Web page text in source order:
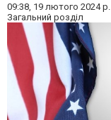
09:38, 19 лютого 2024 р.
Загальний розділ